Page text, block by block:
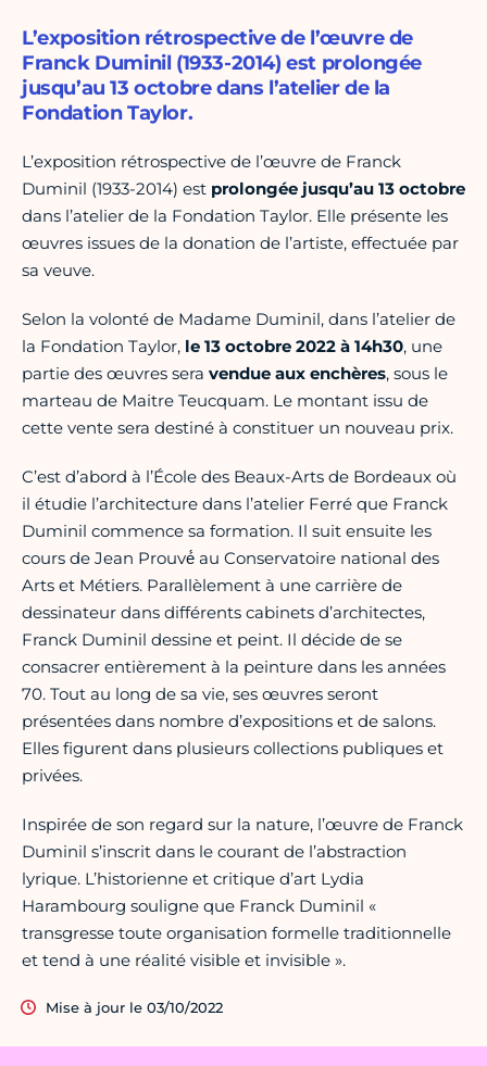
L’exposition rétrospective de l’œuvre de
Franck Duminil (1933-2014) est prolongée
jusqu’au 13 octobre dans l’atelier de la
Fondation Taylor.
L’exposition rétrospective de l’œuvre de Franck
Duminil (1933-2014) est prolongée jusqu’au 13 octobre
dans l’atelier de la Fondation Taylor. Elle présente les
œuvres issues de la donation de l’artiste, effectuée par
sa veuve.
Selon la volonté de Madame Duminil, dans l’atelier de
la Fondation Taylor, le 13 octobre 2022 à 14h30, une
partie des œuvres sera vendue aux enchères, sous le
marteau de Maitre Teucquam. Le montant issu de
cette vente sera destiné à constituer un nouveau prix.
C’est d’abord à l’École des Beaux-Arts de Bordeaux où
il étudie l’architecture dans l’atelier Ferré que Franck
Duminil commence sa formation. Il suit ensuite les
cours de Jean Prouvé́ au Conservatoire national des
Arts et Métiers. Parallèlement à une carrière de
dessinateur dans différents cabinets d’architectes,
Franck Duminil dessine et peint. Il décide de se
consacrer entièrement à la peinture dans les années
70. Tout au long de sa vie, ses œuvres seront
présentées dans nombre d’expositions et de salons.
Elles figurent dans plusieurs collections publiques et
privées.
Inspirée de son regard sur la nature, l’œuvre de Franck
Duminil s’inscrit dans le courant de l’abstraction
lyrique. L’historienne et critique d’art Lydia
Harambourg souligne que Franck Duminil «
transgresse toute organisation formelle traditionnelle
et tend à une réalité visible et invisible ».
Mise à jour le 03/10/2022